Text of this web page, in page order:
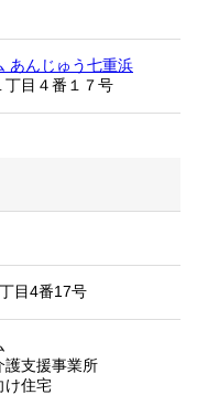
あんじゅう七重浜
丁目４番１７号
目4番17号
護支援事業所
け住宅